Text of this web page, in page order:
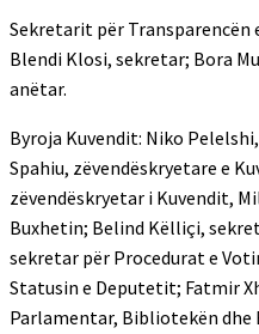
Sekretarit për
Blendi Klosi, sekretar; Bora
anëtar.
Byroja Kuvendit: Niko
Spahiu, zëvendëskryetare e
zëvendëskryetar i Kuvendit,
Buxhetin; Belind Këlliçi,
sekretar për Procedurat e
Statusin e Deputetit; Fatmir
Parlamentar, Bibliotekën